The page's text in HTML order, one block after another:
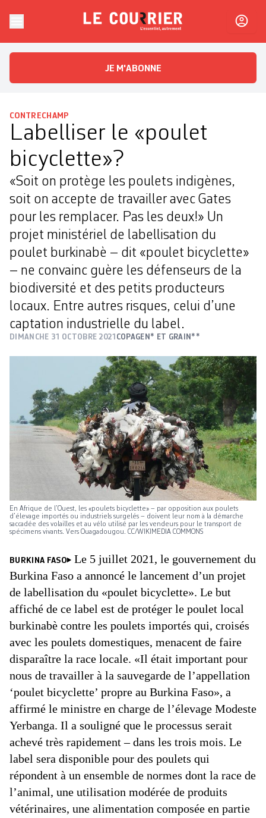
Le CourrierL'essentiel, autrement
JE M'ABONNE
CONTRECHAMP
Labelliser le «poulet
bicyclette»?
«Soit on protège les poulets indigènes,
soit on accepte de travailler avec Gates
pour les remplacer. Pas les deux!» Un
projet ministériel de labellisation du
poulet burkinabè – dit «poulet bicyclette»
– ne convainc guère les défenseurs de la
biodiversité et des petits producteurs
locaux. Entre autres risques, celui d’une
captation industrielle du label.
DIMANCHE 31 OCTOBRE 2021 COPAGEN* ET GRAIN**
En Afrique de l’Ouest, les «poulets bicyclette» – par opposition aux poulets
d’élevage importés ou industriels surgelés – doivent leur nom à la démarche
saccadée des volailles et au vélo utilisé par les vendeurs pour le transport de
spécimens vivants. Vers Ouagadougou. CC/WIKIMEDIA COMMONS
BURKINA FASO
Le 5 juillet 2021, le gouvernement du
Burkina Faso a annoncé le lancement d’un projet
de labellisation du «poulet bicyclette». Le but
affiché de ce label est de protéger le poulet local
burkinabè contre les poulets importés qui, croisés
avec les poulets domestiques, menacent de faire
disparaître la race locale. «Il était important pour
nous de travailler à la sauvegarde de l’appellation
‘poulet bicyclette’ propre au Burkina Faso», a
affirmé le ministre en charge de l’élevage Modeste
Yerbanga. Il a souligné que le processus serait
achevé très rapidement – dans les trois mois. Le
label sera disponible pour des poulets qui
répondent à un ensemble de normes dont la race de
l’animal, une utilisation modérée de produits
vétérinaires, une alimentation composée en partie